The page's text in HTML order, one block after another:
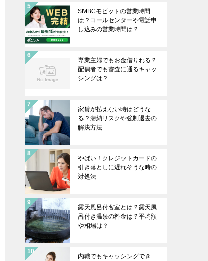
SMBCモビットの営業時間
は？コールセンターや電話申
し込みの営業時間は？
専業主婦でもお金借りれる？
配偶者でも審査に通るキャッ
シングは？
家賃が払えない時はどうな
る？滞納リスクや強制退去の
解決方法
やばい！クレジットカードの
引き落としに遅れそうな時の
対処法
露天風呂付客室とは？露天風
呂付き温泉の料金は？平均額
や相場は？
内職でもキャッシングでき